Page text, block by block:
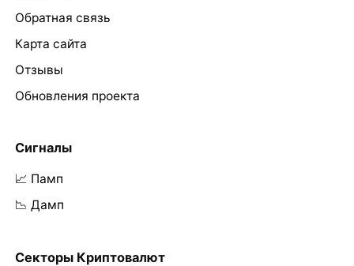
Обратная связь
Карта сайта
Отзывы
Обновления проекта
Сигналы
📈 Памп
📉 Дамп
Секторы Криптовалют